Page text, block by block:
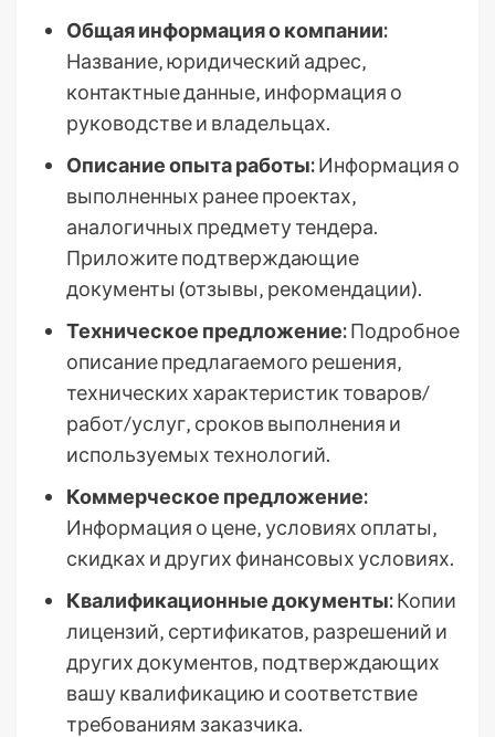
Общая информация о компании:
Название‚ юридический адрес‚
контактные данные‚ информация о
руководстве и владельцах.
Описание опыта работы:Информация о
выполненных ранее проектах‚
аналогичных предмету тендера.
Приложите подтверждающие
документы (отзывы‚ рекомендации).
Техническое предложение:Подробное
описание предлагаемого решения‚
технических характеристик товаров/
работ/услуг‚ сроков выполнения и
используемых технологий.
Коммерческое предложение:
Информация о цене‚ условиях оплаты‚
скидках и других финансовых условиях.
Квалификационные документы:Копии
лицензий‚ сертификатов‚ разрешений и
других документов‚ подтверждающих
вашу квалификацию и соответствие
требованиям заказчика.